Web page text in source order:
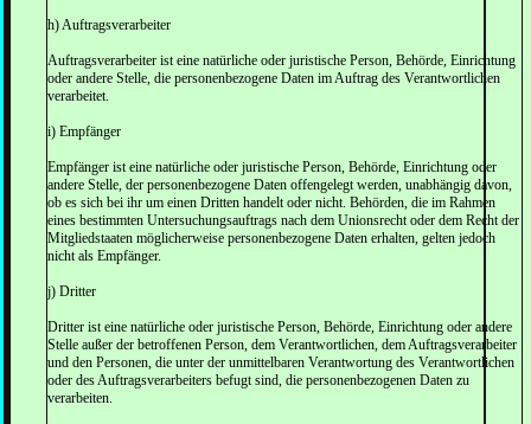
h) Auftragsverarbeiter
Auftragsverarbeiter ist eine natürliche oder juristische Person, Behörde, Einrichtung
oder andere Stelle, die personenbezogene Daten im Auftrag des Verantwortlichen
verarbeitet.
i) Empfänger
Empfänger ist eine natürliche oder juristische Person, Behörde, Einrichtung oder
andere Stelle, der personenbezogene Daten offengelegt werden, unabhängig davon,
ob es sich bei ihr um einen Dritten handelt oder nicht. Behörden, die im Rahmen
eines bestimmten Untersuchungsauftrags nach dem Unionsrecht oder dem Recht der
Mitgliedstaaten möglicherweise personenbezogene Daten erhalten, gelten jedoch
nicht als Empfänger.
j) Dritter
Dritter ist eine natürliche oder juristische Person, Behörde, Einrichtung oder andere
Stelle außer der betroffenen Person, dem Verantwortlichen, dem Auftragsverarbeiter
und den Personen, die unter der unmittelbaren Verantwortung des Verantwortlichen
oder des Auftragsverarbeiters befugt sind, die personenbezogenen Daten zu
verarbeiten.